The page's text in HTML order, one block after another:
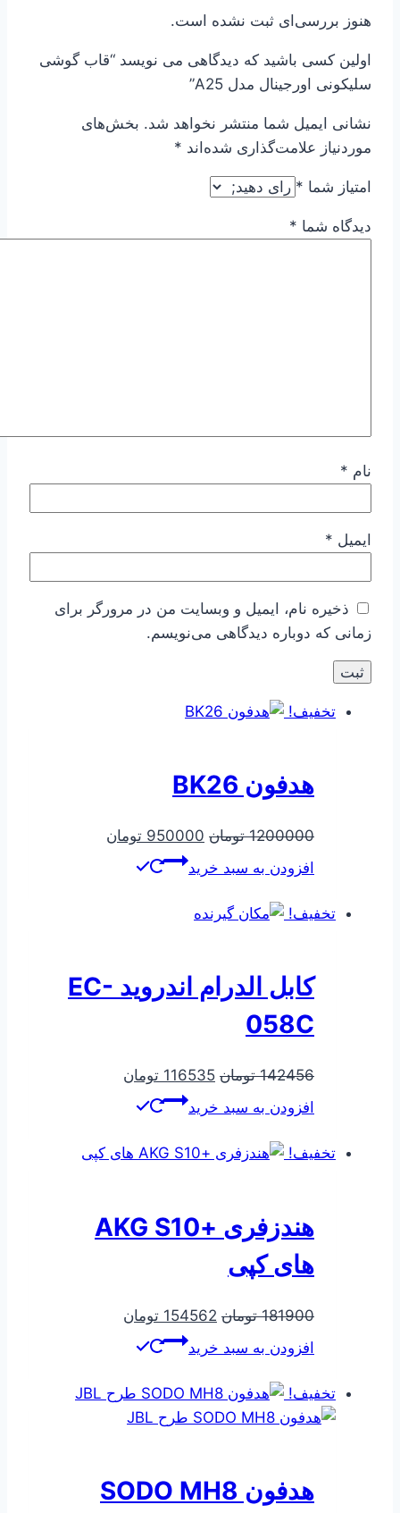
هنوز بررسی‌ای ثبت نشده است.
اولین کسی باشید که دیدگاهی می نویسد “قاب گوشی
سلیکونی اورجینال مدل A25”
نشانی ایمیل شما منتشر نخواهد شد. بخش‌های
موردنیاز علامت‌گذاری شده‌اند *
امتیاز شما *
دیدگاه شما *
نام *
ایمیل *
ذخیره نام، ایمیل و وبسایت من در مرورگر برای
زمانی که دوباره دیدگاهی می‌نویسم.
تخفیف!
هدفون BK26
1200000 تومان قیمت
اصلی
950000 تومان
افزودن به سبد خرید
تخفیف!
کابل الدرام اندروید EC-
058C
142456 تومان قیمت
اصلی
بود.
116535 تومان
است.
افزودن به سبد خرید
تخفیف!
هندزفری +AKG S10
های کپی
181900 تومان قیمت
اصلی
بود.
154562 تومان
است.
افزودن به سبد خرید
تخفیف!
هدفون SODO MH8